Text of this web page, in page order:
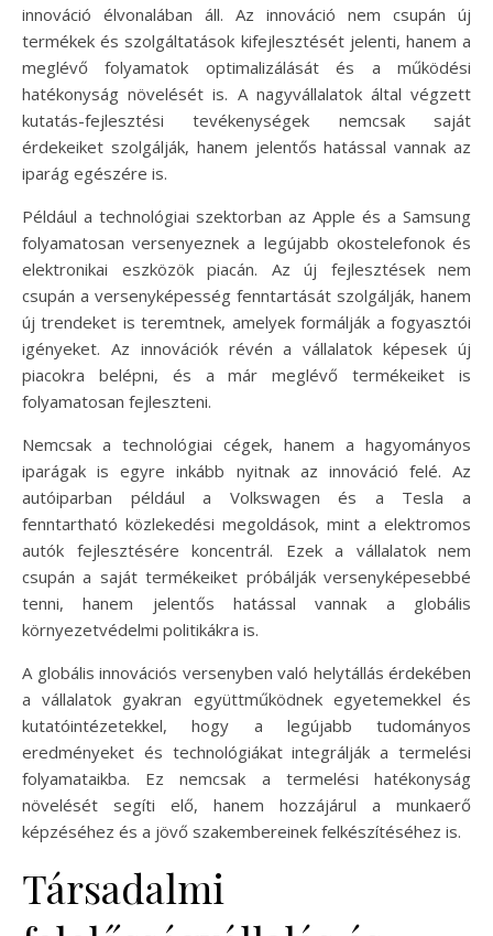
innováció élvonalában áll. Az innováció nem csupán új
termékek és szolgáltatások kifejlesztését jelenti, hanem a
meglévő folyamatok optimalizálását és a működési
hatékonyság növelését is. A nagyvállalatok által végzett
kutatás-fejlesztési tevékenységek nemcsak saját
érdekeiket szolgálják, hanem jelentős hatással vannak az
iparág egészére is.
Például a technológiai szektorban az Apple és a Samsung
folyamatosan versenyeznek a legújabb okostelefonok és
elektronikai eszközök piacán. Az új fejlesztések nem
csupán a versenyképesség fenntartását szolgálják, hanem
új trendeket is teremtnek, amelyek formálják a fogyasztói
igényeket. Az innovációk révén a vállalatok képesek új
piacokra belépni, és a már meglévő termékeiket is
folyamatosan fejleszteni.
Nemcsak a technológiai cégek, hanem a hagyományos
iparágak is egyre inkább nyitnak az innováció felé. Az
autóiparban például a Volkswagen és a Tesla a
fenntartható közlekedési megoldások, mint a elektromos
autók fejlesztésére koncentrál. Ezek a vállalatok nem
csupán a saját termékeiket próbálják versenyképesebbé
tenni, hanem jelentős hatással vannak a globális
környezetvédelmi politikákra is.
A globális innovációs versenyben való helytállás érdekében
a vállalatok gyakran együttműködnek egyetemekkel és
kutatóintézetekkel, hogy a legújabb tudományos
eredményeket és technológiákat integrálják a termelési
folyamataikba. Ez nemcsak a termelési hatékonyság
növelését segíti elő, hanem hozzájárul a munkaerő
képzéséhez és a jövő szakembereinek felkészítéséhez is.
Társadalmi